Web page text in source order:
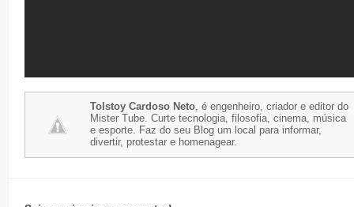
Tolstoy Cardoso Neto, é engenheiro, criador e editor do
Mister Tube. Curte tecnologia, filosofia, cinema, música
e esporte. Faz do seu Blog um local para informar,
divertir, protestar e homenagear.